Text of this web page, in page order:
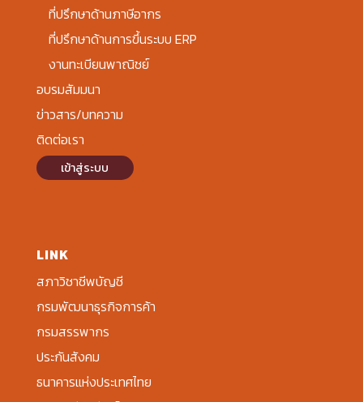
ที่ปรึกษาด้านภาษีอากร
ที่ปรึกษาด้านการขึ้นระบบ ERP
งานทะเบียนพาณิชย์
อบรมสัมมนา
ข่าวสาร/บทความ
ติดต่อเรา
เข้าสู่ระบบ
LINK
สภาวิชาชีพบัญชี
กรมพัฒนาธุรกิจการค้า
กรมสรรพากร
ประกันสังคม
ธนาคารแห่งประเทศไทย